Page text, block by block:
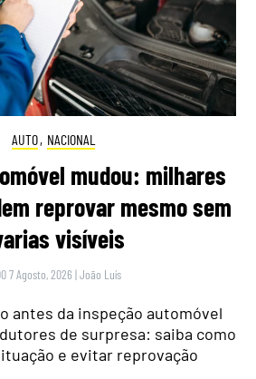
AUTO, NACIONAL
mudou: milhares
reprovar mesmo sem
visíveis
7 Agosto, 2026 |João Luís
antes da inspeção automóvel
de surpresa: saiba como
e evitar reprovação